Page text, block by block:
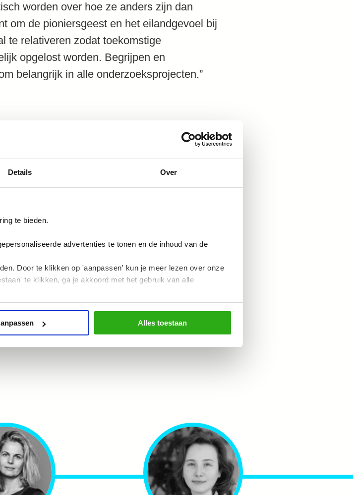
Details Over
te bieden.
advertenties te tonen en de inhoud van de
Door te klikken op 'aanpassen' kun je meer lezen over onze
te klikken, ga je akkoord met het gebruik van alle
Alles toestaan
worden over hoe ze anders zijn dan
om de pioniersgeest en het eilandgevoel bij
te relativeren zodat toekomstige
opgelost worden. Begrijpen en
belangrijk in alle onderzoeksprojecten.”
aan bewonersgroepen. Om de
en mede-eigenaar te maken van de